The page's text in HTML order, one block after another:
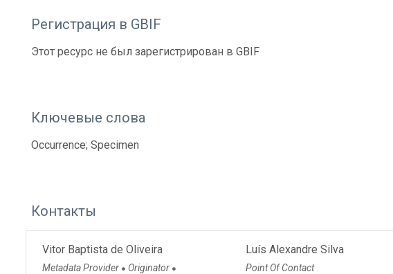
Регистрация в GBIF
Этот ресурс не был зарегистрирован в GBIF
Ключевые слова
Occurrence; Specimen
Контакты
Vitor Baptista de Oliveira
Metadata Provider ● Originator ●
Luís Alexandre Silva
Point Of Contact